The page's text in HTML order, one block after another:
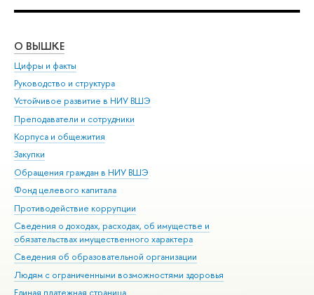
О ВЫШКЕ
Цифры и факты
Руководство и структура
Устойчивое развитие в НИУ ВШЭ
Преподаватели и сотрудники
Корпуса и общежития
Закупки
Обращения граждан в НИУ ВШЭ
Фонд целевого капитала
Противодействие коррупции
Сведения о доходах, расходах, об имуществе и
обязательствах имущественного характера
Сведения об образовательной организации
Людям с ограниченными возможностями здоровья
Единая платежная страница